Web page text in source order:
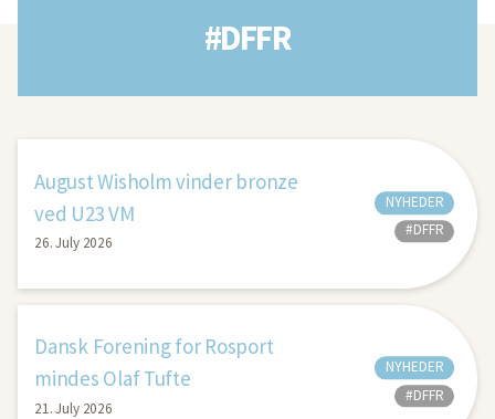
#DFFR
August Wisholm vinder bronze
ved U23 VM
26. July 2026
NYHEDER
#DFFR
Dansk Forening for Rosport
mindes Olaf Tufte
21. July 2026
NYHEDER
#DFFR